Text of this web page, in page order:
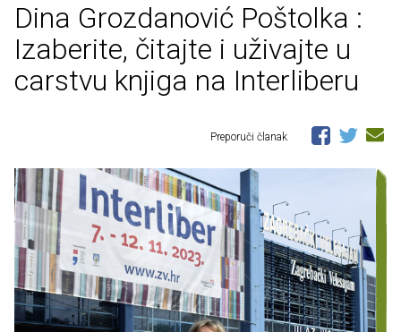
Dina Grozdanović Poštolka :
Izaberite, čitajte i uživajte u
carstvu knjiga na Interliberu
Preporuči članak